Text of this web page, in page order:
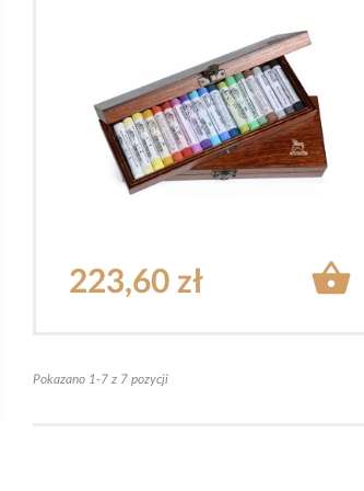
223,60 zł 
Pokazano 1-7 z 7 pozycji